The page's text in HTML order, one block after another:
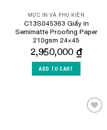
MỰC IN VÀ PHỤ KIỆN
C13S045363 Giấy in
Semimatte Proofing Paper
210gsm 24×45
2,950,000 ₫
ADD TO CART